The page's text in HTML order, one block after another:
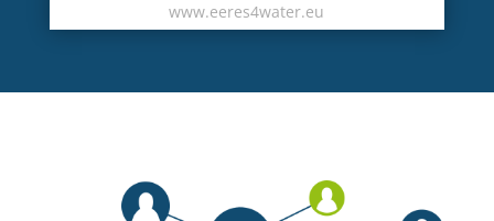
www.eeres4water.eu